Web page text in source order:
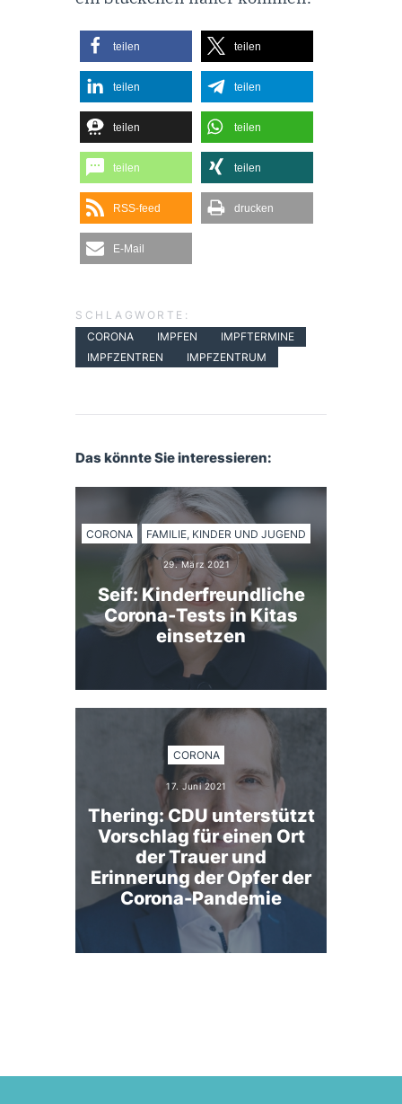
teilen teilen
teilen teilen
teilen teilen
teilen teilen
RSS-feed drucken
E-Mail
SCHLAGWORTE:
CORONA
IMPFEN
IMPFTERMINE
IMPFZENTREN
IMPFZENTRUM
Das könnte Sie interessieren:
CORONA FAMILIE, KINDER UND JUGEND
29. März 2021
Seif: Kinderfreundliche
Corona-Tests in Kitas
einsetzen
CORONA
17. Juni 2021
Thering: CDU unterstützt
Vorschlag für einen Ort
der Trauer und
Erinnerung der Opfer der
Corona-Pandemie